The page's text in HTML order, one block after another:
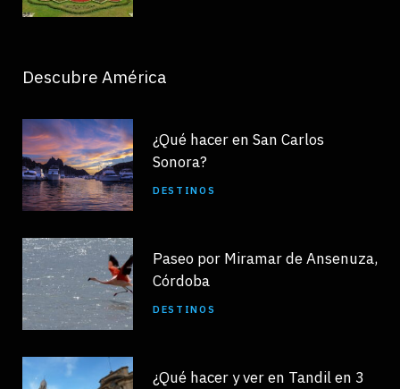
Descubre América
¿Qué hacer en San Carlos
Sonora?
DESTINOS
Paseo por Miramar de Ansenuza,
Córdoba
DESTINOS
¿Qué hacer y ver en Tandil en 3